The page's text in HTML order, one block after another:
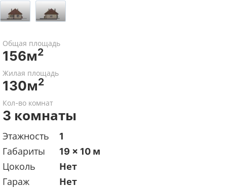
Общая площадь
156м2
Жилая площадь
130м2
Кол-во комнат
3 комнаты
Этажность
1
Габариты
19 x 10 м
Цоколь
Нет
Гараж
Нет